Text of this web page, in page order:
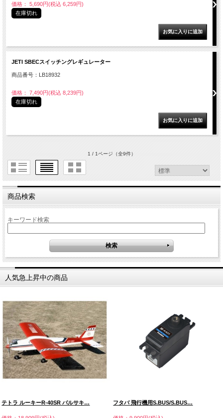
価格： 5,690円(税込 6,259円)
在庫切れ
JETI SBECスイッチングレギュレーター
商品番号：LB18932
価格： 7,490円(税込 8,239円)
在庫切れ
1 / 1ページ（全9件）
商品検索
キーワード検索
人気急上昇中の商品
テトラ ルーキーR-40SR バルサキ… フタバ 飛行機用S.BUS/S.BUS…